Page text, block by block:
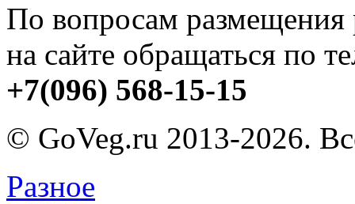
По вопросам размещения
на сайте обращаться по
+7(096) 568-15-15
© GoVeg.ru 2013-2026.
Разное